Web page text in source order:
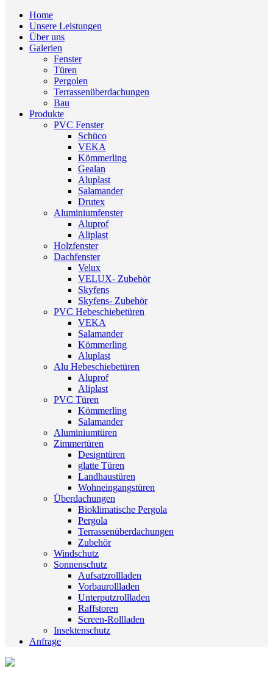
Home
Unsere Leistungen
Über uns
Galerien
Fenster
Türen
Pergolen
Terrassenüberdachungen
Bau
Produkte
PVC Fenster
Schüco
VEKA
Kömmerling
Gealan
Aluplast
Salamander
Drutex
Aluminiumfenster
Aluprof
Aliplast
Holzfenster
Dachfenster
Velux
VELUX- Zubehör
Skyfens
Skyfens- Zubehör
PVC Hebeschiebetüren
VEKA
Salamander
Kömmerling
Aluplast
Alu Hebeschiebetüren
Aluprof
Aliplast
PVC Türen
Kömmerling
Salamander
Aluminiumtüren
Zimmertüren
Designtüren
glatte Türen
Landhaustüren
Wohneingangstüren
Überdachungen
Bioklimatische Pergola
Pergola
Terrassenüberdachungen
Zubehör
Windschutz
Sonnenschutz
Aufsatzrollladen
Vorbaurollladen
Unterputzrollladen
Raffstoren
Screen-Rollladen
Insektenschutz
Anfrage